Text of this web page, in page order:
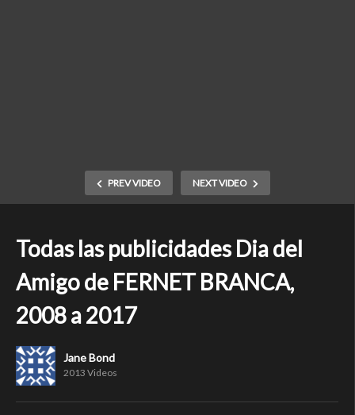
PREV VIDEO NEXT VIDEO
Todas las publicidades Dia del
Amigo de FERNET BRANCA,
2008 a 2017
Jane Bond
2013 Videos